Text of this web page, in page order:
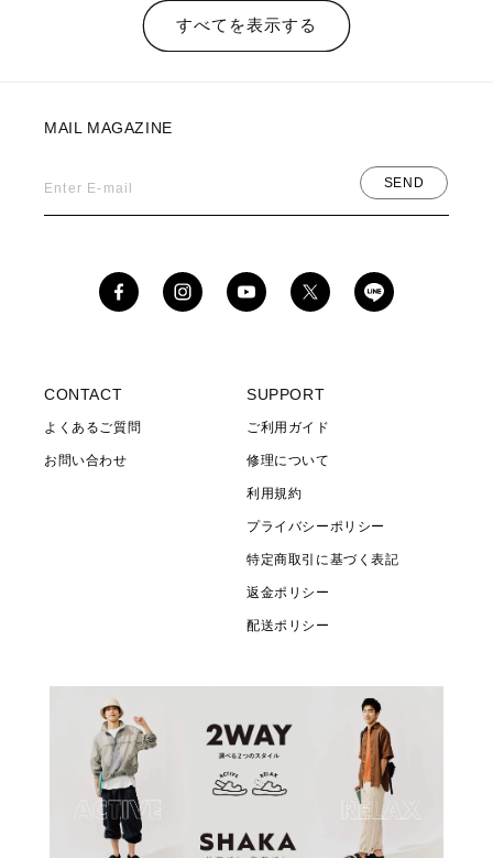
すべてを表示する
CONTACT
よくあるご質問
お問い合わせ
SUPPORT
ご利用ガイド
修理について
利用規約
プライバシーポリシー
特定商取引に基づく表記
返金ポリシー
配送ポリシー
MAIL MAGAZINE
Enter E-mail SEND
FacebookInstagramYouTubeX